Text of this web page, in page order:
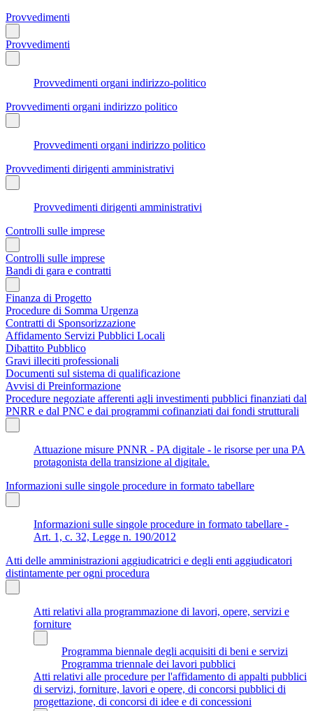
Provvedimenti
Provvedimenti
Provvedimenti organi indirizzo-politico
Provvedimenti organi indirizzo politico
Provvedimenti organi indirizzo politico
Provvedimenti dirigenti amministrativi
Provvedimenti dirigenti amministrativi
Controlli sulle imprese
Controlli sulle imprese
Bandi di gara e contratti
Finanza di Progetto
Procedure di Somma Urgenza
Contratti di Sponsorizzazione
Affidamento Servizi Pubblici Locali
Dibattito Pubblico
Gravi illeciti professionali
Documenti sul sistema di qualificazione
Avvisi di Preinformazione
Procedure negoziate afferenti agli investimenti pubblici finanziati dal
PNRR e dal PNC e dai programmi cofinanziati dai fondi strutturali
Attuazione misure PNNR - PA digitale - le risorse per una PA
protagonista della transizione al digitale.
Informazioni sulle singole procedure in formato tabellare
Informazioni sulle singole procedure in formato tabellare -
Art. 1, c. 32, Legge n. 190/2012
Atti delle amministrazioni aggiudicatrici e degli enti aggiudicatori
distintamente per ogni procedura
Atti relativi alla programmazione di lavori, opere, servizi e
forniture
Programma biennale degli acquisiti di beni e servizi
Programma triennale dei lavori pubblici
Atti relativi alle procedure per l'affidamento di appalti pubblici
di servizi, forniture, lavori e opere, di concorsi pubblici di
progettazione, di concorsi di idee e di concessioni